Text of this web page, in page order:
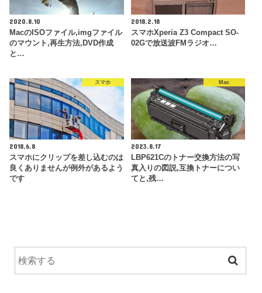
2020.8.10
MacのISOファイル,imgファイル
のマウント,再生方法,DVD作成
と…
2018.2.18
スマホXperia Z3 Compact SO-
02Gで放送波FMラジオ…
スマホ
2018.6.8
スマホにクリップを差し込むのは
良くありませんが例外があるよう
です
Mac
2023.8.17
LBP621Cのトナー交換方法の写
真入りの図説,互換トナーについ
てと,残…